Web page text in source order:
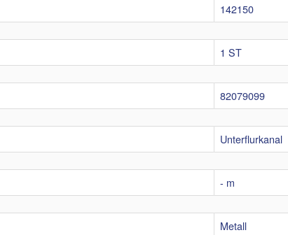
142150
1 ST
82079099
Unterflurkanal
- m
Metall